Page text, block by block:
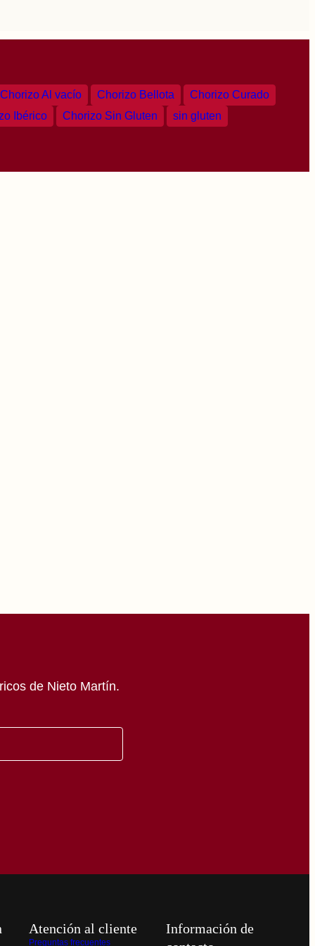
Chorizo Al vacío Chorizo Bellota
Chorizo Curado
Ibérico Chorizo Sin Gluten sin gluten
de Nieto Martín.
Atención al cliente
Preguntas frecuentes
Información de